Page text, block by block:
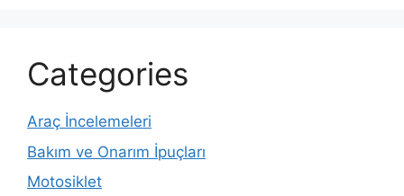
Categories
Araç İncelemeleri
Bakım ve Onarım İpuçları
Motosiklet